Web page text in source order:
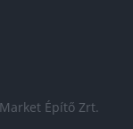
Market Építő Zrt.